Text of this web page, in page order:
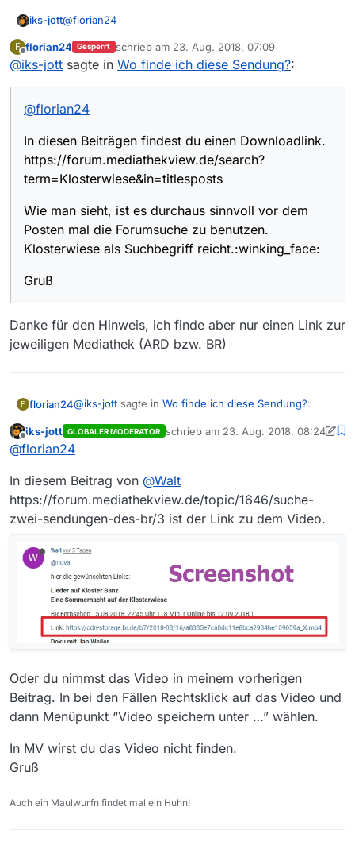
iks-jott@florian24
In diesen Beiträgen findest du einen Downloadlink.
https://forum.mediathekview.de/search?
Suchbegriff reicht.:winking_face:
Gruß
F
Offline
florian24 Gesperrt schrieb am 23. Aug. 2018, 07:09
zuletzt editiert von
@iks-jott sagte in Wo finde ich diese Sendung?:
@florian24
In diesen Beiträgen findest du einen Downloadlink.
https://forum.mediathekview.de/search?
term=Klosterwiese&in=titlesposts
Wie man sieht, ist es durchaus sinnvoll vor dem
Posten mal die Forumsuche zu benutzen.
Klosterwiese als Suchbegriff reicht.:winking_face:
Gruß
Danke für den Hinweis, ich finde aber nur einen Link zur
jeweiligen Mediathek (ARD bzw. BR)
F florian24@iks-jott sagte in Wo finde ich diese Sendung?:
In diesen Beiträgen findest du einen
Downloadlink.
https://forum.mediathekview.de/search?
term=Klosterwiese&in=titlesposts
Wie man sieht, ist es durchaus sinnvoll vor dem
Posten mal die Forumsuche zu benutzen.
Klosterwiese als Suchbegriff
reicht.:winking_face:
Gruß
Danke für den Hinweis, ich finde aber nur einen Link
zur jeweiligen Mediathek (ARD bzw. BR)
Offline
iks-jott GLOBALER MODERATOR schrieb am 23. Aug. 2018, 08:24
zuletzt editiert von iks-jott
@florian24
In diesem Beitrag von @Walt
https://forum.mediathekview.de/topic/1646/suche-
zwei-sendungen-des-br/3 ist der Link zu dem Video.
Oder du nimmst das Video in meinem vorherigen
Beitrag. In bei den Fällen Rechtsklick auf das Video und
dann Menüpunkt “Video speichern unter …” wählen.
In MV wirst du das Video nicht finden.
Gruß
Auch ein Maulwurfn findet mal ein Huhn!